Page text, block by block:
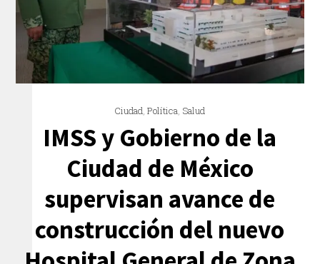
Ciudad,Política, Salud
IMSS y Gobierno de la
Ciudad de México
supervisan avance de
construcción del nuevo